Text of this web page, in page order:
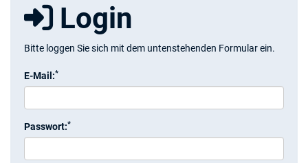
Login
Bitte loggen Sie sich mit dem untenstehenden Formular ein.
E-Mail:*
Passwort:*